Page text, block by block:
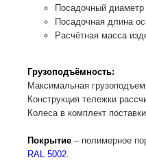
Посадочный диаметр
Посадочная длина
Расчётная масса
Грузоподъёмность:
Максимальная
Конструкция тележки
Колеса в комплект
Покрытие – полимерное
RAL 5002